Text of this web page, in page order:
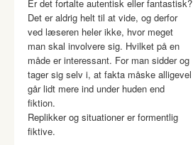
Er det fortalte autentisk eller fantastisk?
Det er aldrig helt til at vide, og derfor
ved læseren heler ikke, hvor meget
man skal involvere sig. Hvilket på en
måde er interessant. For man sidder og
tager sig selv i, at fakta måske alligevel
går lidt mere ind under huden end
fiktion.
Replikker og situationer er formentlig
fiktive.